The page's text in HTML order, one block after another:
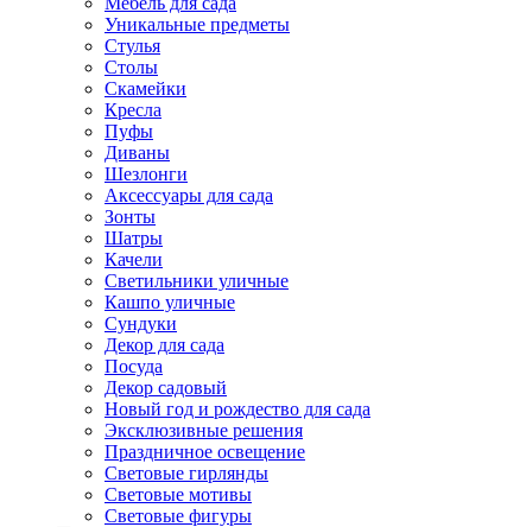
Уникальные предметы
Стулья
Столы
Скамейки
Кресла
Пуфы
Диваны
Шезлонги
Аксессуары для сада
Зонты
Шатры
Качели
Cветильники уличные
Кашпо уличные
Сундуки
Декор для сада
Посуда
Декор садовый
Новый год и рождество для сада
Эксклюзивные решения
Праздничное освещение
Световые гирлянды
Световые мотивы
Световые фигуры